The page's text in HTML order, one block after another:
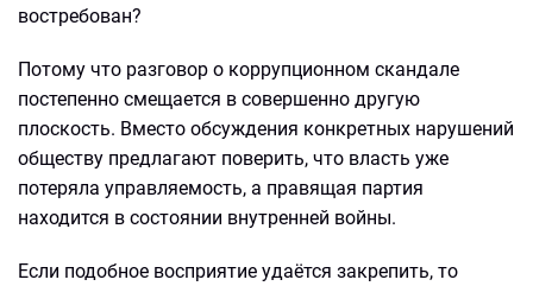
востребован?
Потому что разговор о коррупционном скандале
постепенно смещается в совершенно другую
плоскость. Вместо обсуждения конкретных нарушений
обществу предлагают поверить, что власть уже
потеряла управляемость, а правящая партия
находится в состоянии внутренней войны.
Если подобное восприятие удаётся закрепить, то